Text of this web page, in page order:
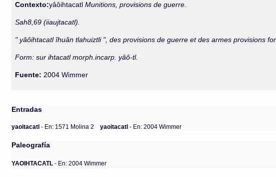
Contexto:yâôihtacatlMunitions, provisions de guerre.
Sah8,69 (iiaujtacatl).
" yâôihtacatl îhuân tlahuiztli ", des provisions de guerre et des armes provisions
Form: sur ihtacatl morph.incarp. yâô-tl.
Fuente: 2004 Wimmer
Entradas
yaoitacatl- En: 1571 Molina 2 yaoitacatl- En: 2004 Wimmer
Paleografía
YAOIHTACATL - En: 2004 Wimmer